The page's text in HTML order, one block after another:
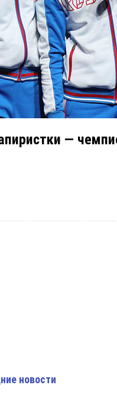
—
новости